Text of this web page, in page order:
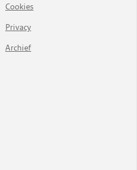
Cookies
Privacy
Archief